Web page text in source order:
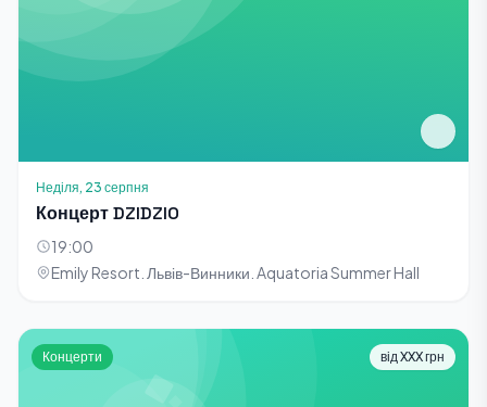
Неділя, 23 серпня
Концерт DZIDZIO
19:00
Emily Resort. Львів-Винники. Aquatoria Summer Hall
Концерти від XXX грн